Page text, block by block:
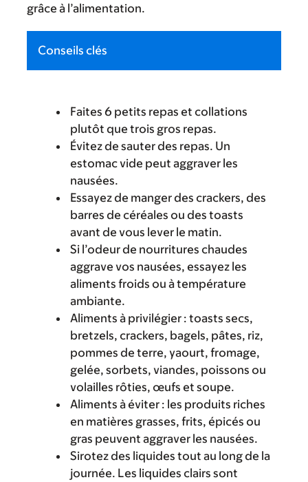
grâce à l’alimentation.
Conseils clés
Faites 6 petits repas et collations
plutôt que trois gros repas.
Évitez de sauter des repas. Un
estomac vide peut aggraver les
nausées.
Essayez de manger des crackers, des
barres de céréales ou des toasts
avant de vous lever le matin.
Si l’odeur de nourritures chaudes
aggrave vos nausées, essayez les
aliments froids ou à température
ambiante.
Aliments à privilégier : toasts secs,
bretzels, crackers, bagels, pâtes, riz,
pommes de terre, yaourt, fromage,
gelée, sorbets, viandes, poissons ou
volailles rôties, œufs et soupe.
Aliments à éviter : les produits riches
en matières grasses, frits, épicés ou
gras peuvent aggraver les nausées.
Sirotez des liquides tout au long de la
journée. Les liquides clairs sont